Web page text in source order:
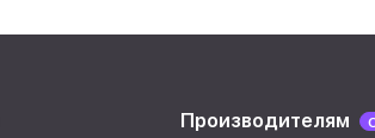
Производителям